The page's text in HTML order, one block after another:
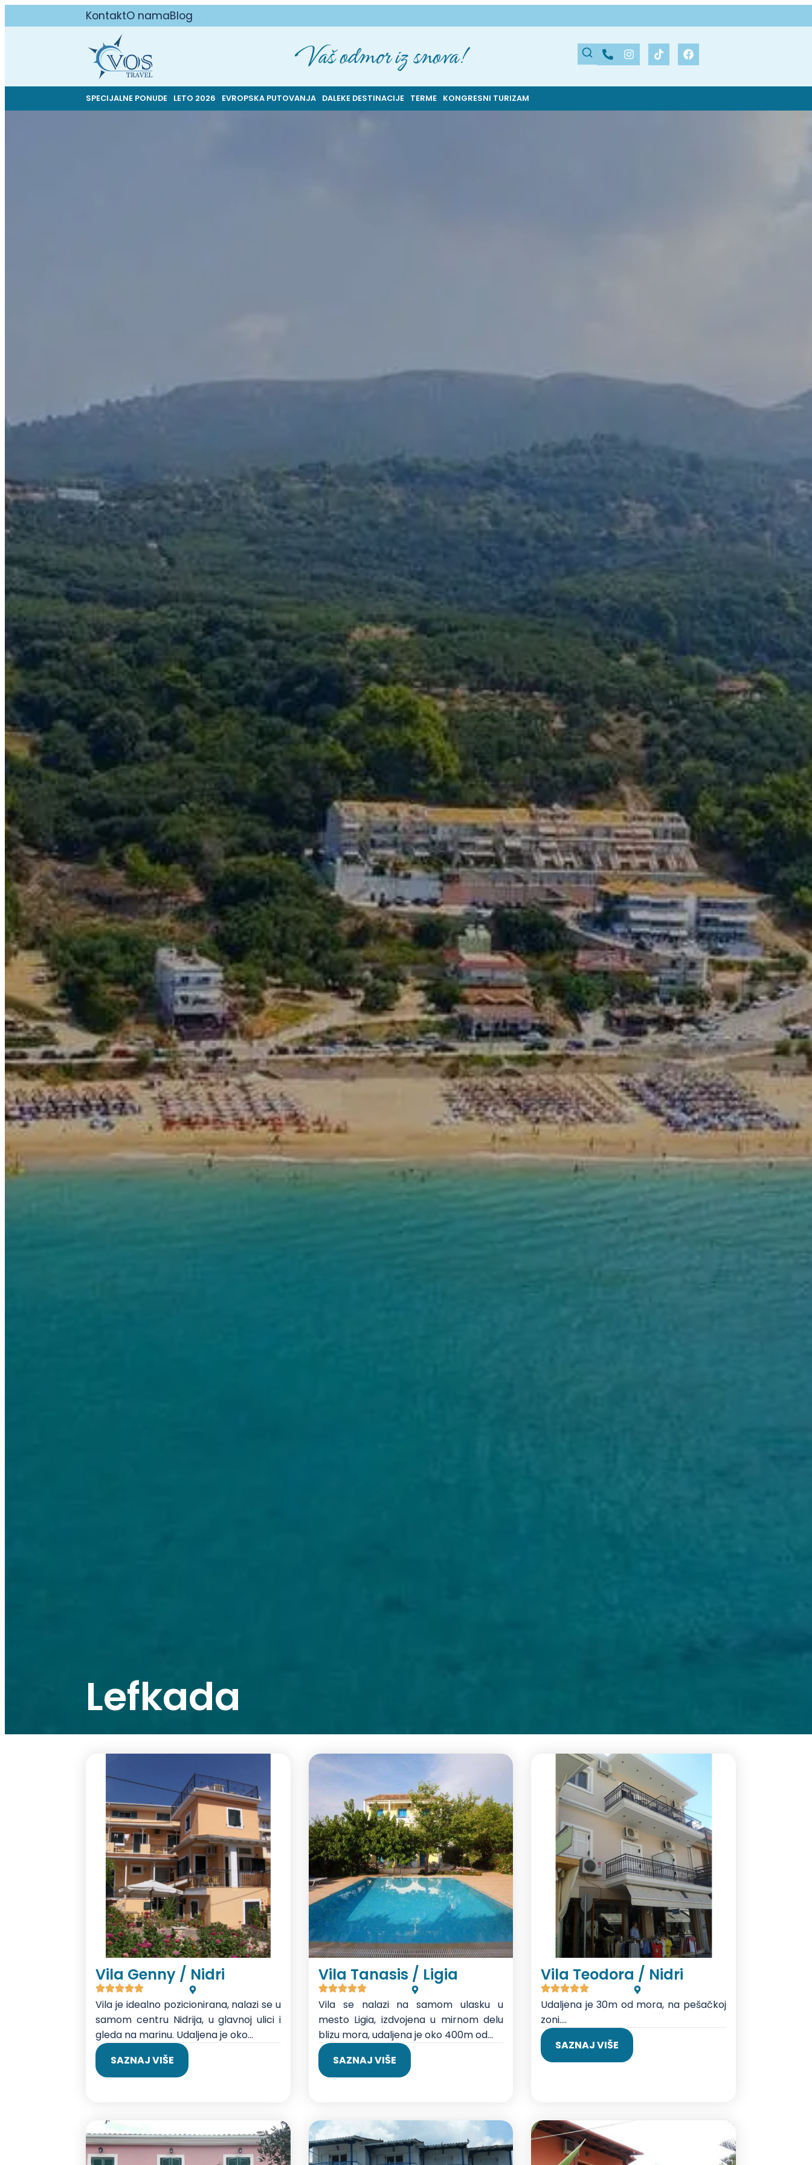
KontaktO namaBlog
Vaš odmor iz snova!
SPECIJALNE PONUDE LETO 2026 EVROPSKA PUTOVANJA DALEKE DESTINACIJE TERME KONGRESNI TURIZAM
Lefkada
Vila Genny / Nidri
Vila je idealno pozicionirana, nalazi se u
samom centru Nidrija, u glavnoj ulici i
gleda na marinu. Udaljena je oko...
SAZNAJ VIŠE
Vila Tanasis / Ligia
Vila se nalazi na samom ulasku u
mesto Ligia, izdvojena u mirnom delu
blizu mora, udaljena je oko 400m od...
SAZNAJ VIŠE
Vila Teodora / Nidri
Udaljena je 30m od mora, na pešačkoj
zoni....
SAZNAJ VIŠE